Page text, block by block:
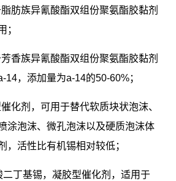
肪族异氰酸酯双组份聚氨酯胶黏剂
；
香族异氰酸酯双组份聚氨酯胶黏剂
14，添加量为a-14的50-60%；
化剂，可用于替代软质块状泡沫、
涂泡沫、微孔泡沫以及硬质泡沫体
，活性比有机锡相对较低；
二丁基锡，凝胶型催化剂，适用于